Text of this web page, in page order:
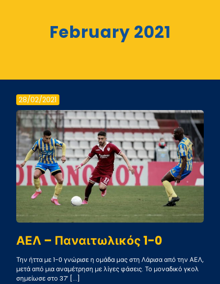
February 2021
28/02/2021
ΑΕΛ – Παναιτωλικός 1-0
Την ήττα με 1-0 γνώρισε η ομάδα μας στη Λάρισα από την ΑΕΛ,
μετά από μια αναμέτρηση με λίγες φάσεις. Το μοναδικό γκολ
σημείωσε στο 37’ […]